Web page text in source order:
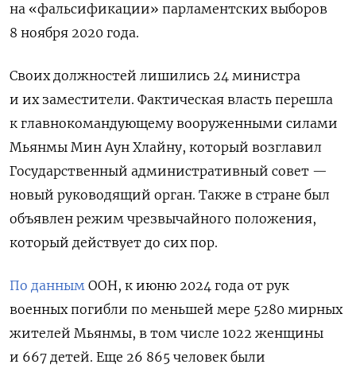
на «фальсификации» парламентских выборов
8 ноября 2020 года.
Своих должностей лишились 24 министра
и их заместители. Фактическая власть перешла
к главнокомандующему вооруженными силами
Мьянмы Мин Аун Хлайну, который возглавил
Государственный административный совет —
новый руководящий орган. Также в стране был
объявлен режим чрезвычайного положения,
который действует до сих пор.
По данным ООН, к июню 2024 года от рук
военных погибли по меньшей мере 5280 мирных
жителей Мьянмы, в том числе 1022 женщины
и 667 детей. Еще 26 865 человек были